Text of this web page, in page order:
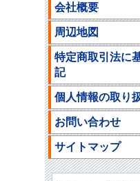
会社概要
周辺地図
特定商取引法に
記
個人情報の取り
お問い合わせ
サイトマップ